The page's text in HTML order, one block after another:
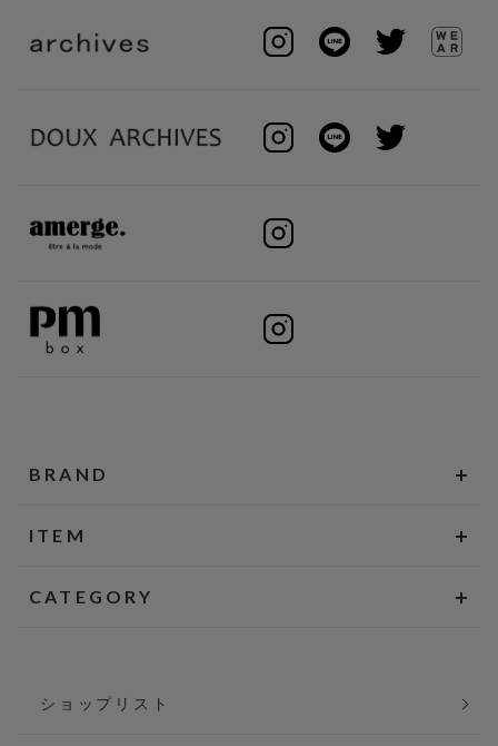
BRAND
ITEM
CATEGORY
ショップリスト